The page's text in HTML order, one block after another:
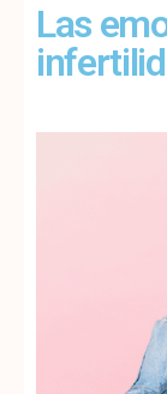
Las